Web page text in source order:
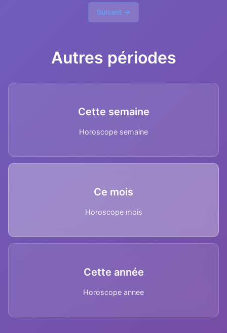
Suivant →
Autres périodes
Cette semaine
Horoscope semaine
Ce mois
Horoscope mois
Cette année
Horoscope annee